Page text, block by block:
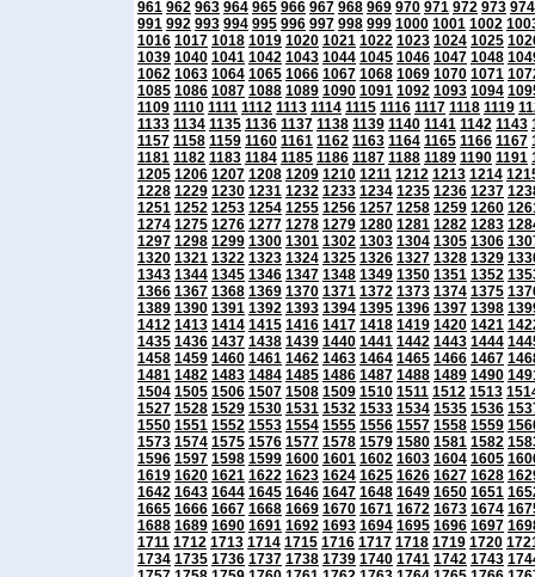
961 962 963 964 965 966 967 968 969 970 971 972 973 974
991 992 993 994 995 996 997 998 999 1000 1001 1002
1016 1017 1018 1019 1020 1021 1022 1023 1024 1025
1039 1040 1041 1042 1043 1044 1045 1046 1047 1048
1062 1063 1064 1065 1066 1067 1068 1069 1070 1071
1085 1086 1087 1088 1089 1090 1091 1092 1093 1094
1109 1110 1111 1112 1113 1114 1115 1116 1117 1118 1119
1133 1134 1135 1136 1137 1138 1139 1140 1141 1142 1143
1157 1158 1159 1160 1161 1162 1163 1164 1165 1166 1167
1181 1182 1183 1184 1185 1186 1187 1188 1189 1190 1191
1205 1206 1207 1208 1209 1210 1211 1212 1213 1214
1228 1229 1230 1231 1232 1233 1234 1235 1236 1237
1251 1252 1253 1254 1255 1256 1257 1258 1259 1260
1274 1275 1276 1277 1278 1279 1280 1281 1282 1283
1297 1298 1299 1300 1301 1302 1303 1304 1305 1306
1320 1321 1322 1323 1324 1325 1326 1327 1328 1329
1343 1344 1345 1346 1347 1348 1349 1350 1351 1352
1366 1367 1368 1369 1370 1371 1372 1373 1374 1375
1389 1390 1391 1392 1393 1394 1395 1396 1397 1398
1412 1413 1414 1415 1416 1417 1418 1419 1420 1421
1435 1436 1437 1438 1439 1440 1441 1442 1443 1444
1458 1459 1460 1461 1462 1463 1464 1465 1466 1467
1481 1482 1483 1484 1485 1486 1487 1488 1489 1490
1504 1505 1506 1507 1508 1509 1510 1511 1512 1513
1527 1528 1529 1530 1531 1532 1533 1534 1535 1536
1550 1551 1552 1553 1554 1555 1556 1557 1558 1559
1573 1574 1575 1576 1577 1578 1579 1580 1581 1582
1596 1597 1598 1599 1600 1601 1602 1603 1604 1605
1619 1620 1621 1622 1623 1624 1625 1626 1627 1628
1642 1643 1644 1645 1646 1647 1648 1649 1650 1651
1665 1666 1667 1668 1669 1670 1671 1672 1673 1674
1688 1689 1690 1691 1692 1693 1694 1695 1696 1697
1711 1712 1713 1714 1715 1716 1717 1718 1719 1720
1734 1735 1736 1737 1738 1739 1740 1741 1742 1743